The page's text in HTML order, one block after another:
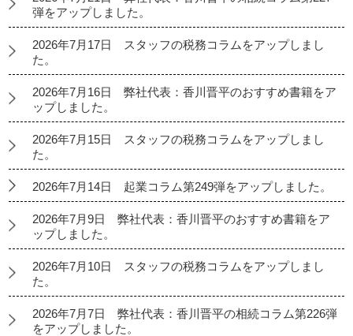
弾をアップしました。
2026年7月17日 スタッフの税務コラムをアップしまし
た。
2026年7月16日 弊社代表：香川晋平のおすすめ書籍をア
ップしました。
2026年7月15日 スタッフの税務コラムをアップしまし
た。
2026年7月14日 起業コラム第249弾をアップしました。
2026年7月9日 弊社代表：香川晋平のおすすめ書籍をア
ップしました。
2026年7月10日 スタッフの税務コラムをアップしまし
た。
2026年7月7日 弊社代表：香川晋平の相続コラム第226弾
をアップしました。